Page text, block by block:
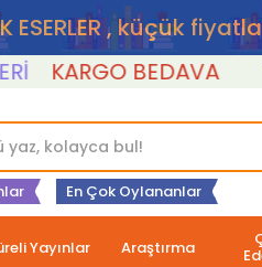
ESERLER , küçük
KARGO BEDAVA
En Çok Oylananlar
Yayınlar Araştırma